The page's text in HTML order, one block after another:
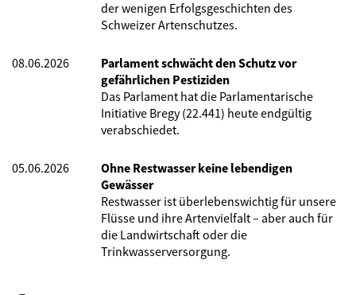
der wenigen Erfolgsgeschichten des
Schweizer Artenschutzes.
08.06.2026
Parlament schwächt den Schutz vor
gefährlichen Pestiziden
Das Parlament hat die Parlamentarische
Initiative Bregy (22.441) heute endgültig
verabschiedet.
05.06.2026
Ohne Restwasser keine lebendigen
Gewässer
Restwasser ist überlebenswichtig für unsere
Flüsse und ihre Artenvielfalt – aber auch für
die Landwirtschaft oder die
Trinkwasserversorgung.